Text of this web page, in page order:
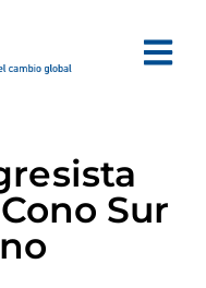
Sur